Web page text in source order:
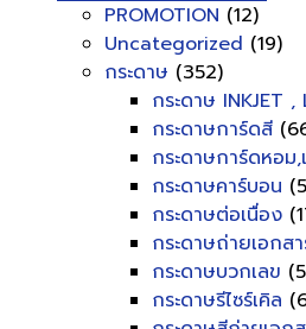
PROMOTION (12)
Uncategorized (19)
กระดาษ (352)
กระดาษ INKJET ,
กระดาษการ์ดสี
กระดาษการ์ดหอม
กระดาษคาร์บอน
กระดาษต่อเนื่อง
กระดาษถ่ายเอกส
กระดาษบวกเลข
กระดาษรีไซร์เคิล